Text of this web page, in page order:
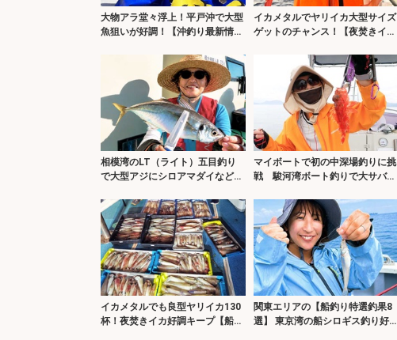
大物アラ堂々浮上！平戸沖で大型
魚狙いが好調！【沖釣り最新情報
イカメタルでヤリイカ大型サイズ
ゲットのチャンス！【夜焚きイカ
相模湾のLT（ライト）五目釣り
で大型アジにシロアマダイなど多
マイボートで初の中深場釣りに挑
戦 駿河湾ボート釣りで大サバ＆
イカメタルでも良型ヤリイカ130
杯！夜焚きイカ好調キープ【船釣
関東エリアの【船釣り特選釣果8
選】 東京湾の船シロギス釣り好